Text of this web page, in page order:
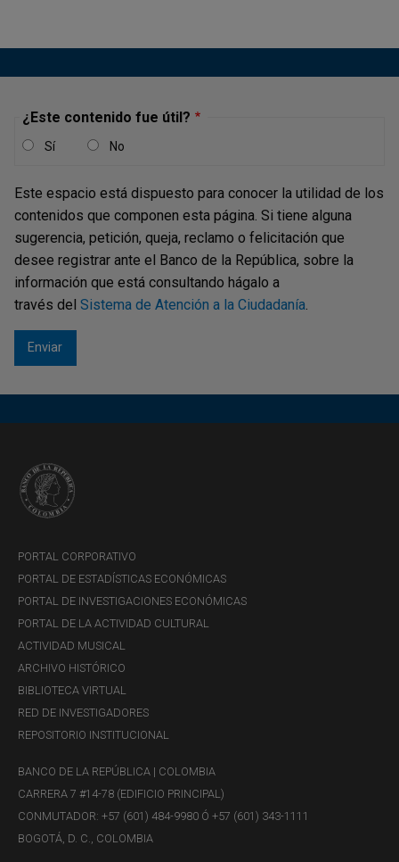
¿Este contenido fue útil?
Sí No
Este espacio está dispuesto para conocer la utilidad de los
contenidos que componen esta página. Si tiene alguna
sugerencia, petición, queja, reclamo o felicitación que
desee registrar ante el Banco de la República, sobre la
información que está consultando hágalo a
través del Sistema de Atención a la Ciudadanía.
PORTAL CORPORATIVO
PORTAL DE ESTADÍSTICAS ECONÓMICAS
PORTAL DE INVESTIGACIONES ECONÓMICAS
PORTAL DE LA ACTIVIDAD CULTURAL
ACTIVIDAD MUSICAL
ARCHIVO HISTÓRICO
BIBLIOTECA VIRTUAL
RED DE INVESTIGADORES
REPOSITORIO INSTITUCIONAL
BANCO DE LA REPÚBLICA | COLOMBIA
CARRERA 7 #14-78 (EDIFICIO PRINCIPAL)
CONMUTADOR: +57 (601) 484-9980 Ó +57 (601) 343-1111
BOGOTÁ, D. C., COLOMBIA